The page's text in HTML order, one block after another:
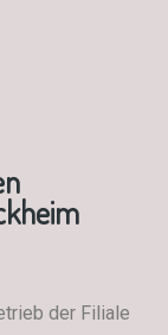
der Filiale